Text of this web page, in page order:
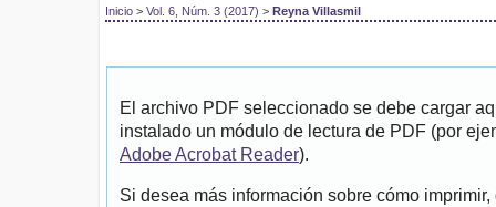
Inicio > Vol. 6, Núm. 3 (2017) > Reyna Villasmil
El archivo PDF seleccionado se debe cargar
instalado un módulo de lectura de PDF (por
Adobe Acrobat Reader).
Si desea más información sobre cómo